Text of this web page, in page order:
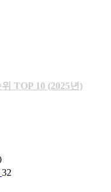
TOP 10 (2025년)
32